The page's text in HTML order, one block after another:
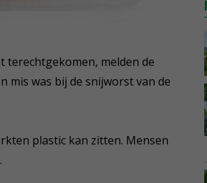
melden de
mis was bij de snijworst van de
plastic kan zitten. Mensen